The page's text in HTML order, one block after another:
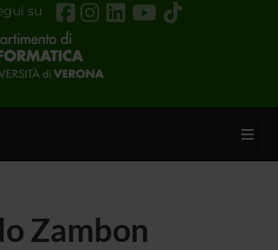
su
Zambon